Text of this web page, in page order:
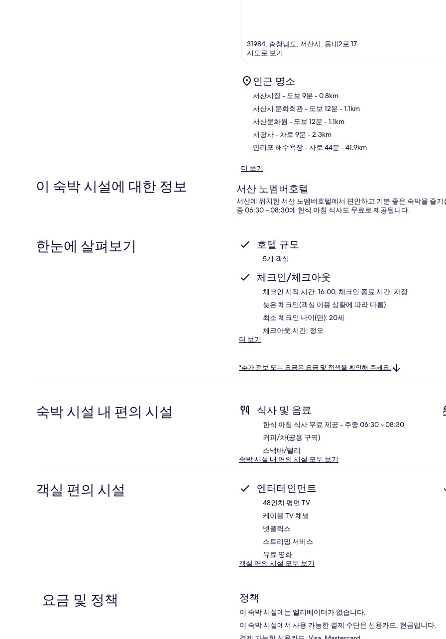
31984, 충청남도, 서산시, 읍내2로 17
지도로 보기
인근 명소
서산시장- 도보 9분 - 0.8km
서산시 문화회관- 도보 12분 - 1.1km
서산문화원 - 도보 12분 - 1.1km
서광사- 차로 9분 - 2.3km
만리포 해수욕장- 차로 44분 - 41.9km
더 보기
이 숙박 시설에 대한 정보 서산 노벰버호텔
서산에 위치한 서산 노벰버호텔에서 편안하고 기분 좋은 숙박을 즐
중 06:30 ~ 08:30에 한식 아침 식사도 무료로 제공됩니다.
한눈에 살펴보기 호텔 규모
5개 객실
체크인/체크아웃
체크인 시작 시간: 16:00, 체크인 종료 시간: 자정
늦은 체크인(객실 이용 상황에 따라 다름)
최소 체크인 나이(만): 20세
체크아웃 시간: 정오
더 보기
*추가 정보 또는 요금은 요금 및 정책을 확인해 주세요.
숙박 시설 내 편의 시설 식사 및 음료
한식 아침 식사 무료 제공 - 주중 06:30 ~ 08:30
커피/차(공용 구역)
스낵바/델리
숙박 시설 내 편의 시설 모두 보기
객실 편의 시설 엔터테인먼트
48인치 평면 TV
케이블 TV 채널
넷플릭스
스트리밍 서비스
유료 영화
객실 편의 시설 모두 보기
요금 및 정책 정책
이 숙박 시설에는 엘리베이터가 없습니다.
이 숙박 시설에서 사용 가능한 결제 수단은 신용카드, 현금입니다.